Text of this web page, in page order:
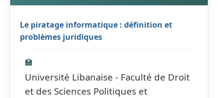
Le piratage informatique : définition et
problèmes juridiques
🏫
Université Libanaise - Faculté de Droit
et des Sciences Politiques et